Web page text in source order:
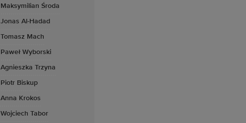
Maksymilian Środa
Jonas Al-Hadad
Tomasz Mach
Paweł Wyborski
Agnieszka Trzyna
Piotr Biskup
Anna Krokos
Wojciech Tabor